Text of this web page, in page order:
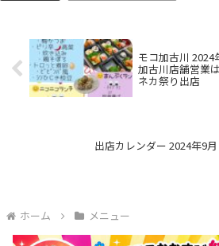
モコ加古川 2024
加古川店舗営業
ネカ祭り出店
出店カレンダー 2024年9月
ホーム メニュー